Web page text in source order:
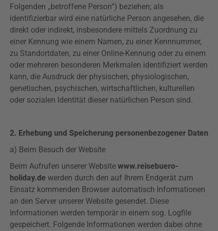
Folgenden „betroffene Person“) beziehen; als
identifizierbar wird eine natürliche Person angesehen, die
direkt oder indirekt, insbesondere mittels Zuordnung zu
einer Kennung wie einem Namen, zu einer Kennnummer,
zu Standortdaten, zu einer Online-Kennung oder zu einem
oder mehreren besonderen Merkmalen identifiziert werden
kann, die Ausdruck der physischen, physiologischen,
genetischen, psychischen, wirtschaftlichen, kulturellen
oder sozialen Identität dieser natürlichen Person sind.
2. Erhebung und Speicherung personenbezogener Daten
a) Beim Besuch der Website
Beim Aufrufen unserer Website www.reisebuero-
holiday.de werden durch den auf Ihrem Endgerät zum
Einsatz kommenden Browser automatisch Informationen
an den Server unserer Website gesendet. Diese
Informationen werden temporär in einem sog. Logfile
gespeichert. Folgende Informationen werden dabei ohne